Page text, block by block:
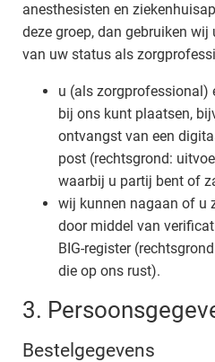
anesthesisten en
deze groep, dan gebruiken
van uw status als
u (als zorgprofessional)
bij ons kunt plaatsen,
ontvangst van een
post (rechtsgrond:
waarbij u partij bent of
wij kunnen nagaan of u
door middel van
BIG-register
die op ons rust).
3.
Bestelgegevens